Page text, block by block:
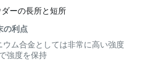
ーの長所と短所
の利点
ウム合金としては非常に高い強度
強度を保持